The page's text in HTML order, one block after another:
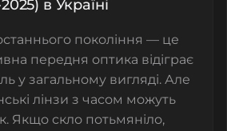
в Україні
покоління — це
передня оптика відіграє
у загальному вигляді. Але
лінзи з часом можуть
Якщо скло потьмяніло,